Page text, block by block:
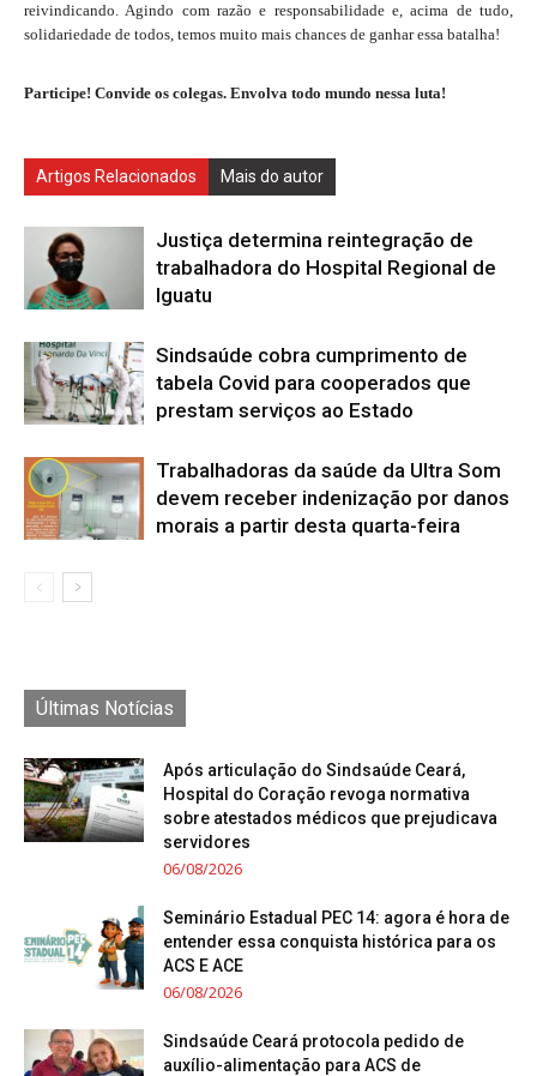
reivindicando. Agindo com razão e responsabilidade e, acima de tudo,
solidariedade de todos, temos muito mais chances de ganhar essa batalha!
Participe! Convide os colegas. Envolva todo mundo nessa luta!
Artigos Relacionados Mais do autor
Justiça determina reintegração de
trabalhadora do Hospital Regional de
Iguatu
Sindsaúde cobra cumprimento de
tabela Covid para cooperados que
prestam serviços ao Estado
Trabalhadoras da saúde da Ultra Som
devem receber indenização por danos
morais a partir desta quarta-feira
Últimas Notícias
Após articulação do Sindsaúde Ceará,
Hospital do Coração revoga normativa
sobre atestados médicos que prejudicava
servidores
06/08/2026
Seminário Estadual PEC 14: agora é hora de
entender essa conquista histórica para os
ACS E ACE
06/08/2026
Sindsaúde Ceará protocola pedido de
auxílio-alimentação para ACS de